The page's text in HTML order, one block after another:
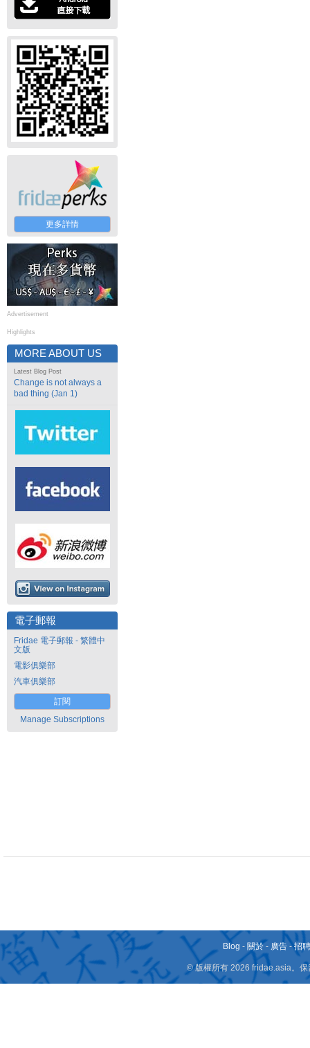
更多詳情
Advertisement
Highlights
MORE ABOUT US
Latest Blog Post
Change is not always a
bad thing (Jan 1)
電子郵報
Fridae 電子郵報 - 繁體中
文版
電影俱樂部
汽車俱樂部
訂閱
Manage Subscriptions
Blog - 關於 - 廣告 -招
© 版權所有 2026 fridae.asia。